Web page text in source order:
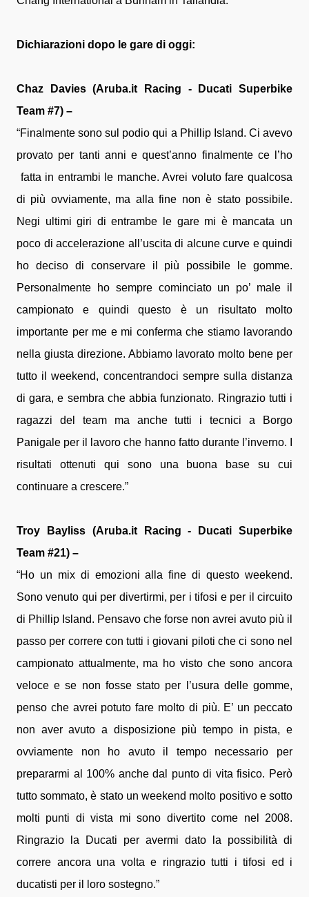
Dichiarazioni dopo le gare di oggi:
Chaz Davies (Aruba.it Racing - Ducati Superbike
Team #7) –
“Finalmente sono sul podio qui a Phillip Island. Ci avevo
provato per tanti anni e quest’anno finalmente ce l’ho
fatta in entrambi le manche. Avrei voluto fare qualcosa
di più ovviamente, ma alla fine non è stato possibile.
Negi ultimi giri di entrambe le gare mi è mancata un
poco di accelerazione all’uscita di alcune curve e quindi
ho deciso di conservare il più possibile le gomme.
Personalmente ho sempre cominciato un po’ male il
campionato e quindi questo è un risultato molto
importante per me e mi conferma che stiamo lavorando
nella giusta direzione. Abbiamo lavorato molto bene per
tutto il weekend, concentrandoci sempre sulla distanza
di gara, e sembra che abbia funzionato. Ringrazio tutti i
ragazzi del team ma anche tutti i tecnici a Borgo
Panigale per il lavoro che hanno fatto durante l’inverno. I
risultati ottenuti qui sono una buona base su cui
continuare a crescere.”
Troy Bayliss (Aruba.it Racing - Ducati Superbike
Team #21) –
“Ho un mix di emozioni alla fine di questo weekend.
Sono venuto qui per divertirmi, per i tifosi e per il circuito
di Phillip Island. Pensavo che forse non avrei avuto più il
passo per correre con tutti i giovani piloti che ci sono nel
campionato attualmente, ma ho visto che sono ancora
veloce e se non fosse stato per l’usura delle gomme,
penso che avrei potuto fare molto di più. E’ un peccato
non aver avuto a disposizione più tempo in pista, e
ovviamente non ho avuto il tempo necessario per
prepararmi al 100% anche dal punto di vita fisico. Però
tutto sommato, è stato un weekend molto positivo e sotto
molti punti di vista mi sono divertito come nel 2008.
Ringrazio la Ducati per avermi dato la possibilità di
correre ancora una volta e ringrazio tutti i tifosi ed i
ducatisti per il loro sostegno.”